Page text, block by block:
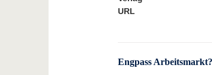
URL
Engpass